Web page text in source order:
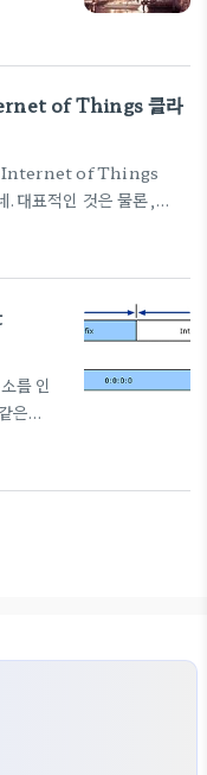
붙인
있다는
and
있습니
of Things 클라
.Internet of Things
.대표적인 것은 물론,
를 인
은
아래
이상하
로 추